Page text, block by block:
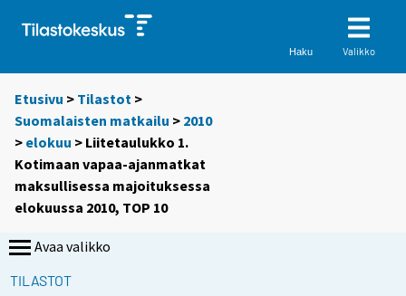
Haku Valikko
Etusivu > Tilastot >
Suomalaisten matkailu > 2010
> elokuu > Liitetaulukko 1.
Kotimaan vapaa-ajanmatkat
maksullisessa majoituksessa
elokuussa 2010, TOP 10
Avaa valikko
TILASTOT